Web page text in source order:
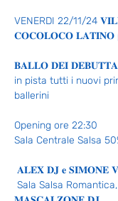
VENERDI 22/11/24
𝐂𝐎𝐂𝐎𝐋𝐎𝐂𝐎 𝐋𝐀𝐓𝐈𝐍𝐎
𝐁𝐀𝐋𝐋𝐎 𝐃𝐄𝐈
in pista tutti i nuovi
ballerini
Opening ore 22:30
Sala Centrale Salsa
𝐀𝐋𝐄𝐗 𝐃𝐉 𝐞 𝐒𝐈𝐌𝐎𝐍𝐄
Sala Salsa